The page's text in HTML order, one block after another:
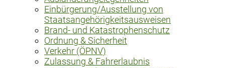
Einbürgerung/Ausstellung von
Staatsangehörigkeitsausweisen
Brand- und Katastrophenschutz
Ordnung & Sicherheit
Verkehr (ÖPNV)
Zulassung & Fahrerlaubnis